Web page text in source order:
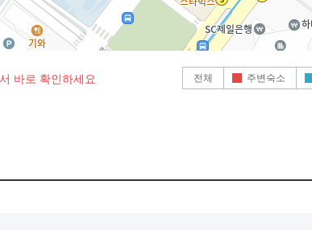
바로 확인하세요 전체 주변숙소